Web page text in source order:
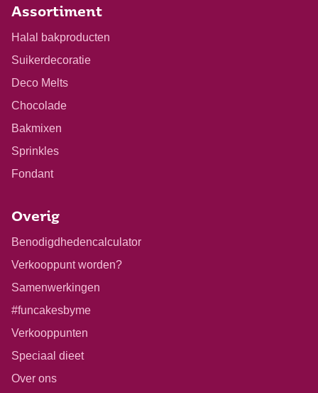
Assortiment
Halal bakproducten
Suikerdecoratie
Deco Melts
Chocolade
Bakmixen
Sprinkles
Fondant
Overig
Benodigdhedencalculator
Verkooppunt worden?
Samenwerkingen
#funcakesbyme
Verkooppunten
Speciaal dieet
Over ons